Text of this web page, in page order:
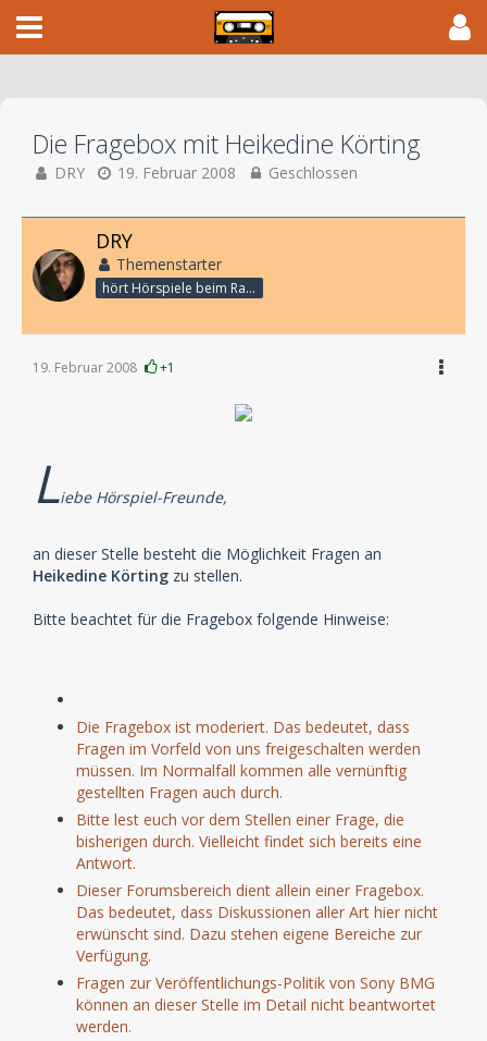
Die Fragebox mit Heikedine Körting
DRY 19. Februar 2008 Geschlossen
DRY
Themenstarter
hört Hörspiele beim Rasenmähen
19. Februar 2008 +1
Liebe Hörspiel-Freunde,
an dieser Stelle besteht die Möglichkeit Fragen an
Heikedine Körting zu stellen.
Bitte beachtet für die Fragebox folgende Hinweise:
Die Fragebox ist moderiert. Das bedeutet, dass
Fragen im Vorfeld von uns freigeschalten werden
müssen. Im Normalfall kommen alle vernünftig
gestellten Fragen auch durch.
Bitte lest euch vor dem Stellen einer Frage, die
bisherigen durch. Vielleicht findet sich bereits eine
Antwort.
Dieser Forumsbereich dient allein einer Fragebox.
Das bedeutet, dass Diskussionen aller Art hier nicht
erwünscht sind. Dazu stehen eigene Bereiche zur
Verfügung.
Fragen zur Veröffentlichungs-Politik von Sony BMG
können an dieser Stelle im Detail nicht beantwortet
werden.